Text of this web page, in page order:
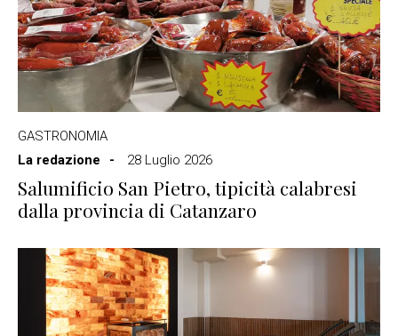
GASTRONOMIA
La redazione
28 Luglio 2026
Salumificio San Pietro, tipicità calabresi
dalla provincia di Catanzaro